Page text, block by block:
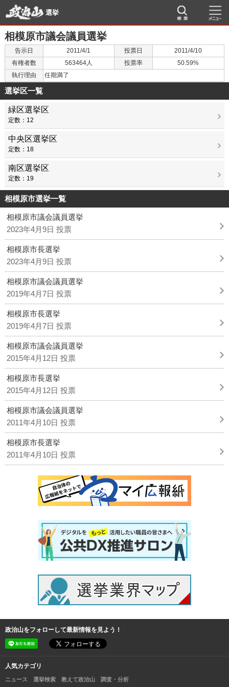
選挙
相模原市議会議員選挙
告示日 2011/4/1 投票日
2011/4/10
有権者数
563464人 投票率
50.59%
執行理由
任期満了
選挙区一覧
緑区選挙区
定数：12
中央区選挙区
定数：18
南区選挙区
定数：19
相模原市選挙一覧
相模原市議会議員選挙
2023年4月9日 投票
相模原市長選挙
2023年4月9日 投票
相模原市議会議員選挙
2019年4月7日 投票
相模原市長選挙
2019年4月7日 投票
相模原市議会議員選挙
2015年4月12日 投票
相模原市長選挙
2015年4月12日 投票
相模原市議会議員選挙
2011年4月10日 投票
相模原市長選挙
2011年4月10日 投票
政治山をフォローして最新情報を見よう！
人気カテゴリ
ニュース 選挙検索 教えて政治山 調査・分析